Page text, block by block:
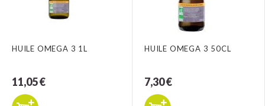
HUILE OMEGA 3 1L
11,05 €
HUILE OMEGA 3 50CL
7,30 €